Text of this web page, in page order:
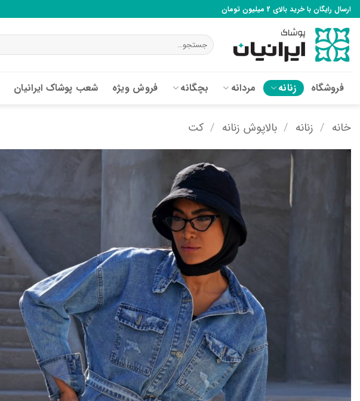
Skip
to
content
ارسال رایگان با خرید بالای 2 میلیون تومان
جستجو
برای:
فروشگاه زنانه مردانه بچگانه فروش ویژه شعب پوشاک ایرانیان
خانه / زنانه / بالاپوش زنانه / کت